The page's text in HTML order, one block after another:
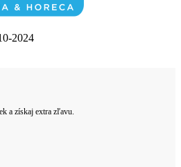
2024
a získaj extra zľavu.